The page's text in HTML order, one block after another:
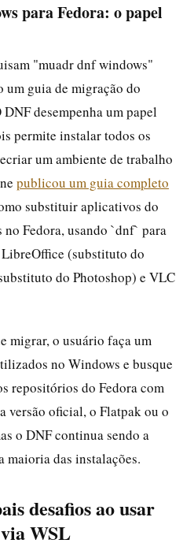
para Fedora: o papel
"muadr dnf windows"
um guia de migração do
desempenha um papel
permite instalar todos os
um ambiente de trabalho
publicou um guia completo
substituir aplicativos do
Fedora, usando `dnf` para
(substituto do
do Photoshop) e VLC
migrar, o usuário faça um
no Windows e busque
repositórios do Fedora com
versão oficial, o Flatpak ou o
o DNF continua sendo a
maioria das instalações.
desafios ao usar
WSL